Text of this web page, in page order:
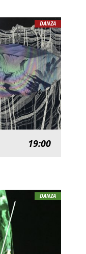
DANZA
19:00
DANZA